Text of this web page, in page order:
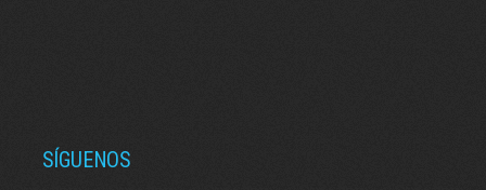
SÍGUENOS